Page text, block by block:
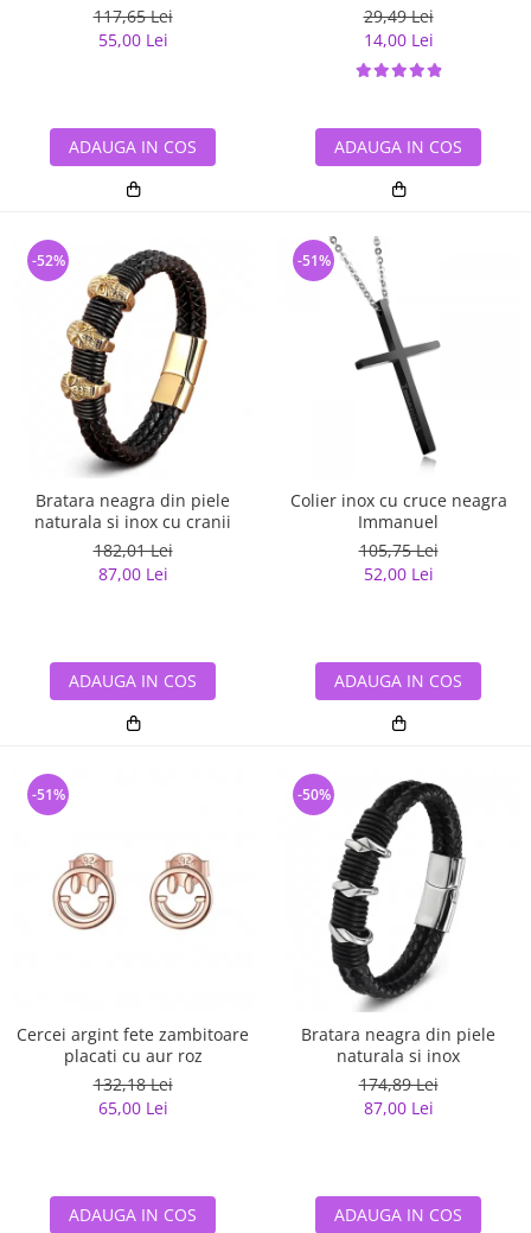
117,65 Lei
55,00 Lei
ADAUGA IN COS
29,49 Lei
14,00 Lei
ADAUGA IN COS
Bratara neagra din piele
naturala si inox cu cranii
182,01 Lei
87,00 Lei
-52%
ADAUGA IN COS
Colier inox cu cruce neagra
Immanuel
105,75 Lei
52,00 Lei
-51%
ADAUGA IN COS
Cercei argint fete zambitoare
placati cu aur roz
132,18 Lei
65,00 Lei
-51%
ADAUGA IN COS
Bratara neagra din piele
naturala si inox
174,89 Lei
87,00 Lei
-50%
ADAUGA IN COS